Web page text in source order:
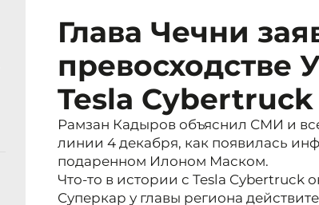
Глава Чечни
превосходстве
Tesla Cybertruck
Рамзан Кадыров объяснил СМИ и
линии 4 декабря, как появилась
подаренном Илоном Маском.
Что-то в истории с Tesla Cybertruck
Суперкар у главы региона